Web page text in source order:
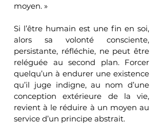
moyen. »
Si l’être humain est une fin en soi,
alors sa volonté consciente,
persistante, réfléchie, ne peut être
reléguée au second plan. Forcer
quelqu’un à endurer une existence
qu’il juge indigne, au nom d’une
conception extérieure de la vie,
revient à le réduire à un moyen au
service d’un principe abstrait.